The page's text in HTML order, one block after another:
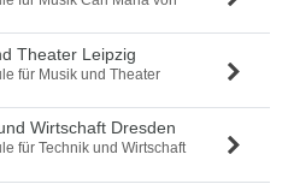
Theater Leipzig
für Musik und Theater
Wirtschaft Dresden
für Technik und Wirtschaft